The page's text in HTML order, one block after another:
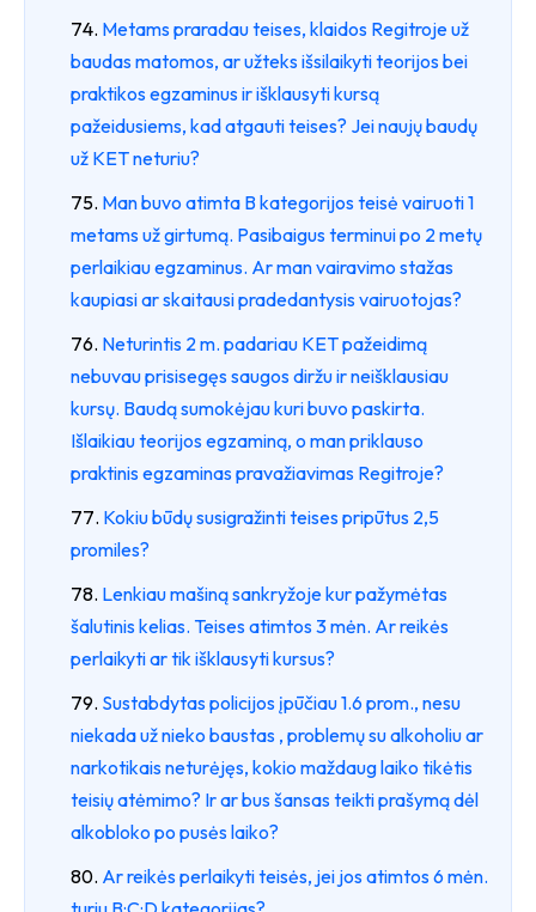
Metams praradau teises, klaidos Regitroje už
baudas matomos, ar užteks išsilaikyti teorijos bei
praktikos egzaminus ir išklausyti kursą
pažeidusiems, kad atgauti teises? Jei naujų baudų
už KET neturiu?
Man buvo atimta B kategorijos teisė vairuoti 1
metams už girtumą. Pasibaigus terminui po 2 metų
perlaikiau egzaminus. Ar man vairavimo stažas
kaupiasi ar skaitausi pradedantysis vairuotojas?
Neturintis 2 m. padariau KET pažeidimą
nebuvau prisisegęs saugos diržu ir neišklausiau
kursų. Baudą sumokėjau kuri buvo paskirta.
Išlaikiau teorijos egzaminą, o man priklauso
praktinis egzaminas pravažiavimas Regitroje?
Kokiu būdų susigražinti teises pripūtus 2,5
promiles?
Lenkiau mašiną sankryžoje kur pažymėtas
šalutinis kelias. Teises atimtos 3 mėn. Ar reikės
perlaikyti ar tik išklausyti kursus?
Sustabdytas policijos įpūčiau 1.6 prom., nesu
niekada už nieko baustas , problemų su alkoholiu ar
narkotikais neturėjęs, kokio maždaug laiko tikėtis
teisių atėmimo? Ir ar bus šansas teikti prašymą dėl
alkobloko po pusės laiko?
Ar reikės perlaikyti teisės, jei jos atimtos 6 mėn.